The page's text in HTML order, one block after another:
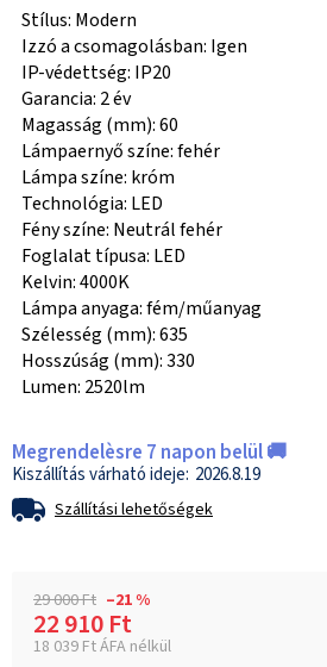
Stílus: Modern
Izzó a csomagolásban: Igen
IP-védettség: IP20
Garancia: 2 év
Magasság (mm): 60
Lámpaernyő színe: fehér
Lámpa színe: króm
Technológia: LED
Fény színe: Neutrál fehér
Foglalat típusa: LED
Kelvin: 4000K
Lámpa anyaga: fém/műanyag
Szélesség (mm): 635
Hosszúság (mm): 330
Lumen: 2520lm
Megrendelèsre 7 napon belül 🚚
2026.8.19
Szállítási lehetőségek
29 000 Ft –21 %
22 910 Ft
18 039 Ft ÁFA nélkül